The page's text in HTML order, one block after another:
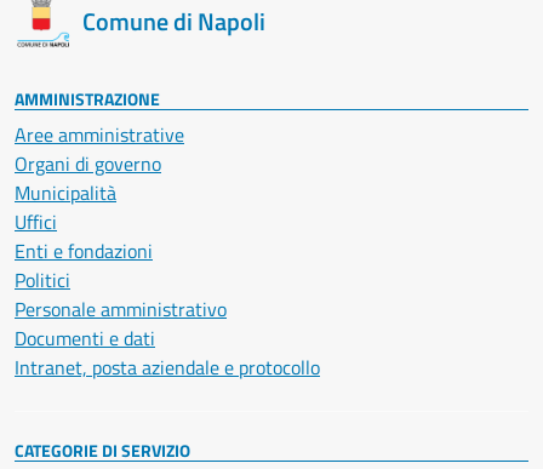
Comune di Napoli
AMMINISTRAZIONE
Aree amministrative
Organi di governo
Municipalità
Uffici
Enti e fondazioni
Politici
Personale amministrativo
Documenti e dati
Intranet, posta aziendale e protocollo
CATEGORIE DI SERVIZIO